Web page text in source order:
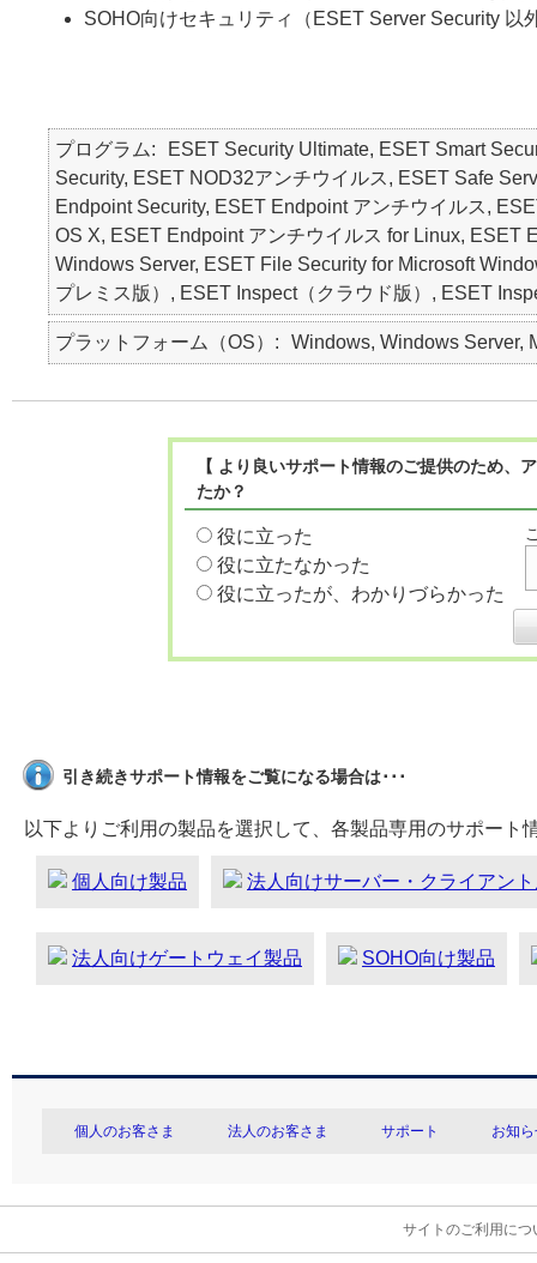
SOHO向けセキュリティ（ESET Server Security 以
プログラム
ESET Security Ultimate, ESET Smart
Security, ESET NOD32アンチウイルス, ESET Safe
Endpoint Security, ESET Endpoint アンチウイルス,
OS X, ESET Endpoint アンチウイルス for Linux, ESET
Windows Server, ESET File Security for Microsoft
プレミス版）, ESET Inspect（クラウド版）, ESET
プラットフォーム（OS） Windows, Windows Server,
【 より良いサポート情報のご提供のため
たか？
役に立った
役に立たなかった
役に立ったが、わかりづらかった
引き続きサポート情報をご覧になる場合は･･･
以下よりご利用の製品を選択して、各製品専用のサポート
個人向け製品 法人向けサーバー・クライアン
法人向けゲートウェイ製品 SOHO向け製品
個人のお客さま 法人のお客さま サポート お知
サイトのご利用につ